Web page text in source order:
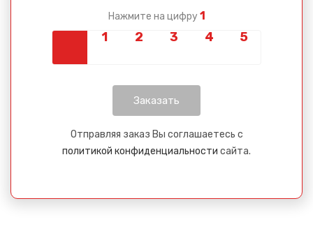
Нажмите на цифру 1
Отправляя заказ Вы соглашаетесь с
политикой конфиденциальности сайта.